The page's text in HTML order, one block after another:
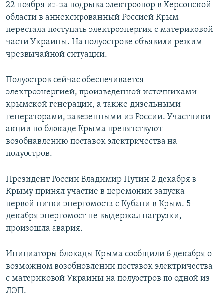
22 ноября из-за подрыва электроопор в Херсонской
области в аннексированный Россией Крым
перестала поступать электроэнергия с материковой
части Украины. На полуострове объявили режим
чрезвычайной ситуации.
Полуостров сейчас обеспечивается
электроэнергией, произведенной источниками
крымской генерации, а также дизельными
генераторами, завезенными из России. Участники
акции по блокаде Крыма препятствуют
возобнавлению поставок электричества на
полуостров.
Президент России Владимир Путин 2 декабря в
Крыму принял участие в церемонии запуска
первой нитки энергомоста с Кубани в Крым. 5
декабря энергомост не выдержал нагрузки,
произошла авария.
Инициаторы блокады Крыма сообщили 6 декабря о
возможном возобновлении поставок электричества
с материковой Украины на полуостров по одной из
ЛЭП.